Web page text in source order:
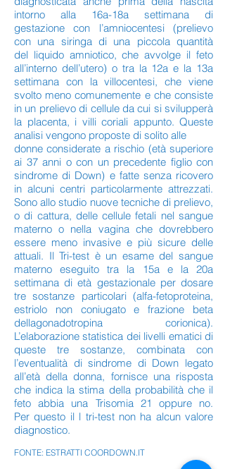
intorno alla 16a-18a settimana di
gestazione con l’amniocentesi (prelievo
con una siringa di una piccola quantità
del liquido amniotico, che avvolge il feto
all’interno dell’utero) o tra la 12a e la 13a
settimana con la villocentesi, che viene
svolto meno comunemente e che consiste
in un prelievo di cellule da cui si svilupperà
la placenta, i villi coriali appunto. Queste
analisi vengono proposte di solito alle
donne considerate a rischio (età superiore
ai 37 anni o con un precedente figlio con
sindrome di Down) e fatte senza ricovero
in alcuni centri particolarmente attrezzati.
Sono allo studio nuove tecniche di prelievo,
o di cattura, delle cellule fetali nel sangue
materno o nella vagina che dovrebbero
essere meno invasive e più sicure delle
attuali. Il Tri-test è un esame del sangue
materno eseguito tra la 15a e la 20a
settimana di età gestazionale per dosare
tre sostanze particolari (alfa-fetoproteina,
estriolo non coniugato e frazione beta
dellagonadotropina corionica).
L’elaborazione statistica dei livelli ematici di
queste tre sostanze, combinata con
l’eventualità di sindrome di Down legato
all’età della donna, fornisce una risposta
che indica la stima della probabilità che il
feto abbia una Trisomia 21 oppure no.
Per questo il l tri-test non ha alcun valore
diagnostico.
FONTE: ESTRATTI COORDOWN.IT